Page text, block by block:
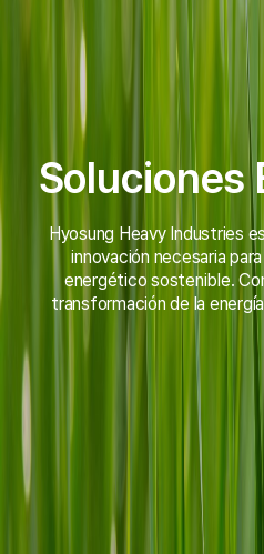
Soluciones
Hyosung Heavy Industries
innovación necesaria
energético sostenible.
transformación de la
Soluciones
Hyosung Heavy Industries
innovación necesaria
energético sostenible.
transformación de la